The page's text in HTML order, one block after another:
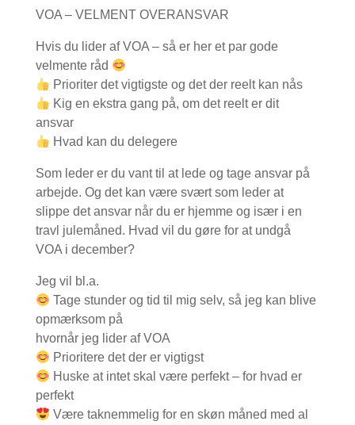
VOA – VELMENT OVERANSVAR
Hvis du lider af VOA – så er her et par gode
velmente råd
Prioriter det vigtigste og det der reelt kan nås
Kig en ekstra gang på, om det reelt er dit
ansvar
Hvad kan du delegere
Som leder er du vant til at lede og tage ansvar på
arbejde. Og det kan være svært som leder at
slippe det ansvar når du er hjemme og især i en
travl julemåned. Hvad vil du gøre for at undgå
VOA i december?
Jeg vil bl.a.
Tage stunder og tid til mig selv, så jeg kan blive
opmærksom på
hvornår jeg lider af VOA
Prioritere det der er vigtigst
Huske at intet skal være perfekt – for hvad er
perfekt
Være taknemmelig for en skøn måned med al